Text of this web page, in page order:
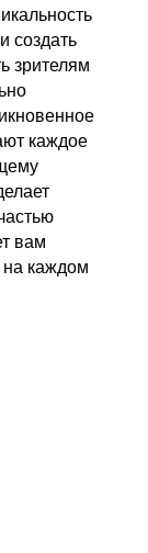
создать
зрителям
каждое
вам
на каждом